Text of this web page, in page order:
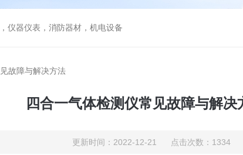
仪器仪表，消防器材，机电设备
故障与解决方法
四合一气体检测仪常见故障与解决
更新时间：2022-12-21 点击次数：1334